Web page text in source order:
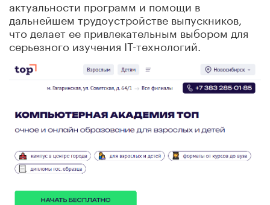
актуальности программ и помощи в
дальнейшем трудоустройстве выпускников,
что делает ее привлекательным выбором для
серьезного изучения IT-технологий.